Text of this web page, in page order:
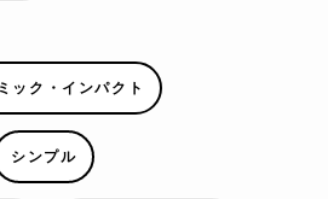
ック・インパクト
シンプル